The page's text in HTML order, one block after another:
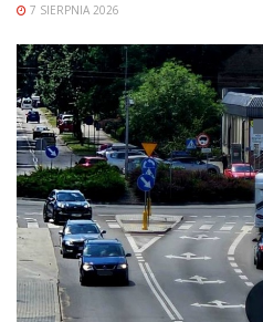
7 SIERPNIA 2026